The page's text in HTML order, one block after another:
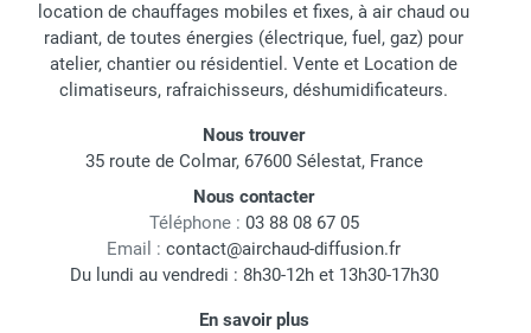
location de chauffages mobiles et fixes, à air chaud ou
radiant, de toutes énergies (électrique, fuel, gaz) pour
atelier, chantier ou résidentiel. Vente et Location de
climatiseurs, rafraichisseurs, déshumidificateurs.
Nous trouver
35 route de Colmar, 67600 Sélestat, France
Nous contacter
Téléphone : 03 88 08 67 05
Email : contact@airchaud-diffusion.fr
Du lundi au vendredi : 8h30-12h et 13h30-17h30
En savoir plus